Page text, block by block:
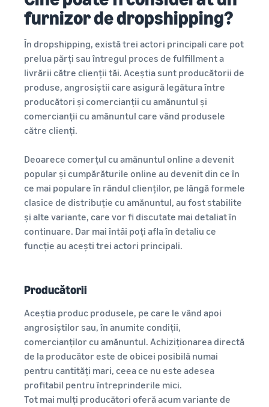
furnizor de dropshipping?
În dropshipping, există trei actori principali care pot
prelua părți sau întregul proces de fulfillment a
livrării către clienții tăi. Aceștia sunt producătorii de
produse, angrosiștii care asigură legătura între
producători și comercianții cu amănuntul și
comercianții cu amănuntul care vând produsele
către clienți.
Deoarece comerțul cu amănuntul online a devenit
popular și cumpărăturile online au devenit din ce în
ce mai populare în rândul clienților, pe lângă formele
clasice de distribuție cu amănuntul, au fost stabilite
și alte variante, care vor fi discutate mai detaliat în
continuare. Dar mai întâi poți afla în detaliu ce
funcție au acești trei actori principali.
Producătorii
Aceștia produc produsele, pe care le vând apoi
angrosiștilor sau, în anumite condiții,
comercianților cu amănuntul. Achiziționarea directă
de la producător este de obicei posibilă numai
pentru cantități mari, ceea ce nu este adesea
profitabil pentru întreprinderile mici.
Tot mai mulți producători oferă acum variante de